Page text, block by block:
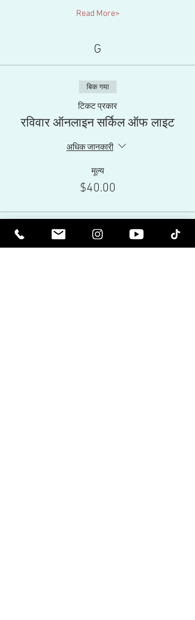
Read More>
G
बिक गया
टिकट प्रकार
रविवार ऑनलाइन सर्किल ऑफ लाइट
अधिक जानकारी
मूल्य
$40.00
यह इवेंट बिक चुकी है